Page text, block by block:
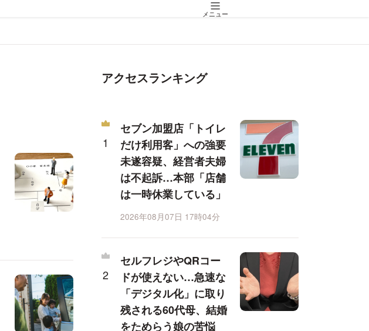
メニュー
アクセスランキング
セブン加盟店「トイレ
だけ利用客」への強要
未遂容疑、経営者夫婦
は不起訴…本部「店舗
は一時休業している」
2026年08月07日 17時04分
セルフレジやQRコー
ドが使えない…急速な
「デジタル化」に取り
残される60代母、結婚
をためらう娘の苦悩